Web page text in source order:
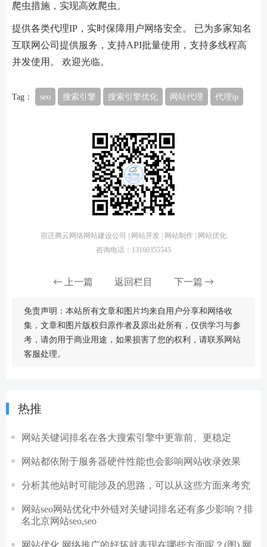
爬虫措施，实现高效爬虫。
提供各类代理IP，实时保障用户网络安全。 已为多家知名
互联网公司提供服务，支持API批量使用，支持多线程高
并发使用。 欢迎光临。
Tag： seo 搜索引擎 搜索引擎优化 网站代理 代理ip
宿迁腾云网络网站建设公司 | 网站开发 | 网站制作 | 网站优化
咨询电话：13160355545
上一篇 返回栏目 下一篇
免责声明：本站所有文章和图片均来自用户分享和网络收
集，文章和图片版权归原作者及原出处所有，仅供学习与参
考，请勿用于商业用途，如果损害了您的权利，请联系网站
客服处理。
热推
网站关键词排名在各大搜索引擎中更靠前、更稳定
网站都依附于服务器硬件性能也会影响网站收录效果
分析其他站时可能涉及的思路，可以从这些方面来考究
网站seo网站优化中外链对关键词排名还有多少影响？排
名北京网站seo,seo
网站优化 网络推广的好坏就表现在哪些方面呢？(图) 网